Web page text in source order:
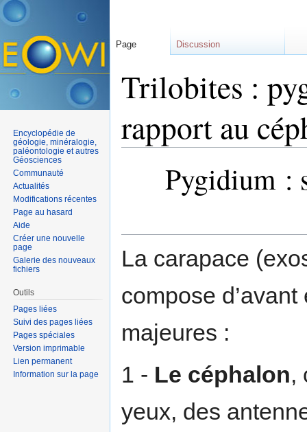
Trilobites :
rapport au
Pygidium :
La carapace
compose
majeures :
1 - Le céphalon,
yeux, des
Page Discussion
Encyclopédie de
géologie, minéralogie,
paléontologie et autres
Géosciences
Communauté
Actualités
Modifications récentes
Page au hasard
Aide
Créer une nouvelle
page
Galerie des nouveaux
fichiers
Outils
Pages liées
Suivi des pages liées
Pages spéciales
Version imprimable
Lien permanent
Information sur la page